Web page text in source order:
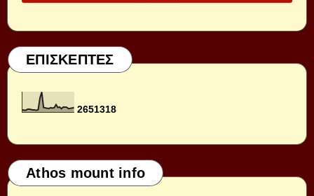
ΕΠΙΣΚΕΠΤΕΣ
2651318
Athos mount info